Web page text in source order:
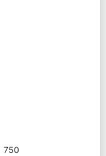
750